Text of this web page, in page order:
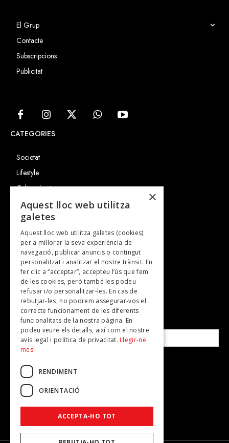
El Grup
Contacte
Subscripcions
Publicitat
CATEGORIES
Societat
Lifestyle
Cultura i art
Entrevistes
Gastronomia
TV
Plans per fer
Revistes
SUBSCRIU-TE A LA NOSTRA NEWSLETTER!
Correu electrònic*
Accepto lapolítica de privacitat
×
Aquest lloc web utilitza
galetes
Aquest lloc web utilitza galetes (cookies)
per a millorar la seva experiència de
navegació, publicar anuncis o contingut
personalitzat i analitzar el nostre trànsit. En
fer clic a “acceptar”, accepteu l’ús que fem
de les cookies, però també les podeu
refusar i/o personalitzar-les. En cas de
rebutjar-les, no podrem assegurar-vos el
correcte funcionament de les diferents
funcionalitats de la nostra pàgina. En
podeu veure els detalls, així com el nostre
avís legal i política de privacitat. Llegir-ne
més
RENDIMENT
ORIENTACIÓ
ACCEPTA-HO TOT